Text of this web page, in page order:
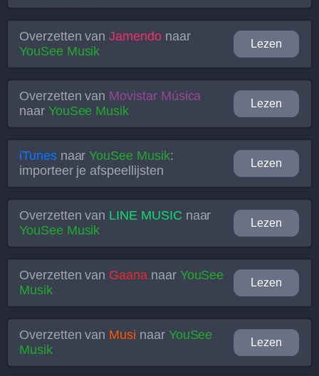
Overzetten vanJamendonaar
YouSee Musik
Lezen
Overzetten van Movistar Música
naar YouSee Musik
Lezen
iTunesnaarYouSee Musik:
importeer je afspeellijsten
Lezen
Overzetten van LINE MUSIC naar
YouSee Musik
Lezen
Overzetten van Gaananaar YouSee
Musik
Lezen
Overzetten van Musi naar YouSee
Musik
Lezen